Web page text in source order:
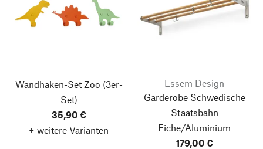
Wandhaken-Set Zoo (3er-
Set)
35,90 €
+ weitere Varianten
Essem Design
Garderobe Schwedische
Staatsbahn
Eiche/Aluminium
179,00 €